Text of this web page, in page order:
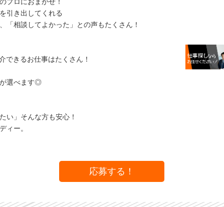
引き出してくれる
相談してよかった」との声もたくさん！
できるお仕事はたくさん！
選べます◎
い」そんな方も安心！
ィー。
応募する！